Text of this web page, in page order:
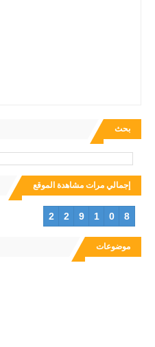
بحث
إجمالي مرات مشاهدة الموقع
2 2 9 1 0 8
موضوعات